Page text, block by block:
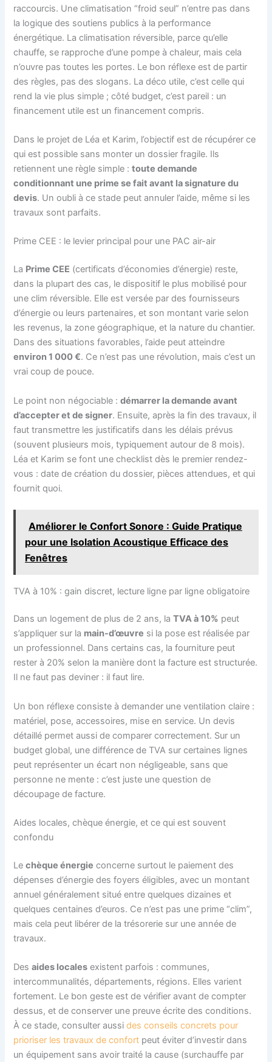
raccourcis. Une climatisation “froid seul” n’entre pas dans
la logique des soutiens publics à la performance
énergétique. La climatisation réversible, parce qu’elle
chauffe, se rapproche d’une pompe à chaleur, mais cela
n’ouvre pas toutes les portes. Le bon réflexe est de partir
des règles, pas des slogans. La déco utile, c’est celle qui
rend la vie plus simple ; côté budget, c’est pareil : un
financement utile est un financement compris.
Dans le projet de Léa et Karim, l’objectif est de récupérer ce
qui est possible sans monter un dossier fragile. Ils
retiennent une règle simple :toute demande
conditionnant une prime se fait avant la signature du
devis. Un oubli à ce stade peut annuler l’aide, même si les
travaux sont parfaits.
Prime CEE : le levier principal pour une PAC air-air
La Prime CEE (certificats d’économies d’énergie) reste,
dans la plupart des cas, le dispositif le plus mobilisé pour
une clim réversible. Elle est versée par des fournisseurs
d’énergie ou leurs partenaires, et son montant varie selon
les revenus, la zone géographique, et la nature du chantier.
Dans des situations favorables, l’aide peut atteindre
environ 1 000 €. Ce n’est pas une révolution, mais c’est un
vrai coup de pouce.
Le point non négociable :démarrer la demande avant
d’accepter et de signer. Ensuite, après la fin des travaux, il
faut transmettre les justificatifs dans les délais prévus
(souvent plusieurs mois, typiquement autour de 8 mois).
Léa et Karim se font une checklist dès le premier rendez-
vous : date de création du dossier, pièces attendues, et qui
fournit quoi.
Améliorer le Confort Sonore : Guide Pratique
pour une Isolation Acoustique Efficace des
Fenêtres
TVA à 10% : gain discret, lecture ligne par ligne obligatoire
Dans un logement de plus de 2 ans, laTVA à 10% peut
s’appliquer sur la main-d’œuvre si la pose est réalisée par
un professionnel. Dans certains cas, la fourniture peut
rester à 20% selon la manière dont la facture est structurée.
Il ne faut pas deviner : il faut lire.
Un bon réflexe consiste à demander une ventilation claire :
matériel, pose, accessoires, mise en service. Un devis
détaillé permet aussi de comparer correctement. Sur un
budget global, une différence de TVA sur certaines lignes
peut représenter un écart non négligeable, sans que
personne ne mente : c’est juste une question de
découpage de facture.
Aides locales, chèque énergie, et ce qui est souvent
confondu
Lechèque énergie concerne surtout le paiement des
dépenses d’énergie des foyers éligibles, avec un montant
annuel généralement situé entre quelques dizaines et
quelques centaines d’euros. Ce n’est pas une prime “clim”,
mais cela peut libérer de la trésorerie sur une année de
travaux.
Desaides locales existent parfois : communes,
intercommunalités, départements, régions. Elles varient
fortement. Le bon geste est de vérifier avant de compter
dessus, et de conserver une preuve écrite des conditions.
À ce stade, consulter aussides conseils concrets pour
prioriser les travaux de confort peut éviter d’investir dans
un équipement sans avoir traité la cause (surchauffe par